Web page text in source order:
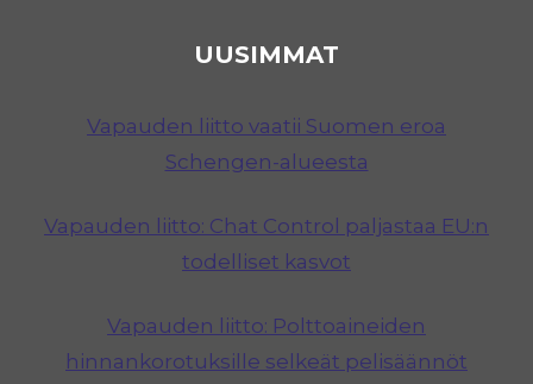
UUSIMMAT
Vapauden liitto vaatii Suomen eroa
Schengen-alueesta
Vapauden liitto: Chat Control paljastaa EU:n
todelliset kasvot
Vapauden liitto: Polttoaineiden
hinnankorotuksille selkeät pelisäännöt